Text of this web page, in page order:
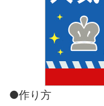
●作り方